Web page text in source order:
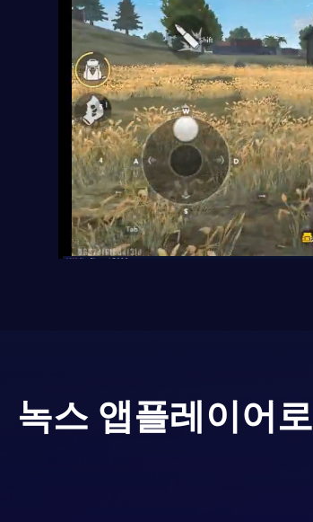
녹스 앱플레이어로